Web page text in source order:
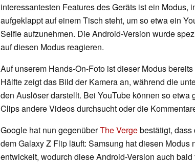
interessantesten Features des Geräts ist ein Modus,
aufgeklappt auf einem Tisch steht, um so etwa ein
Selfie aufzunehmen. Die Android-Version wurde
auf diesen Modus reagieren.
Auf unserem Hands-On-Foto ist dieser Modus
Hälfte zeigt das Bild der Kamera an, während die
den Auslöser darstellt. Bei YouTube können so
Clips andere Videos durchsucht oder die
Google hat nun gegenüberThe Vergebestätigt,
dem Galaxy Z Flip läuft: Samsung hat diesen Modus
entwickelt, wodurch diese Android-Version auch